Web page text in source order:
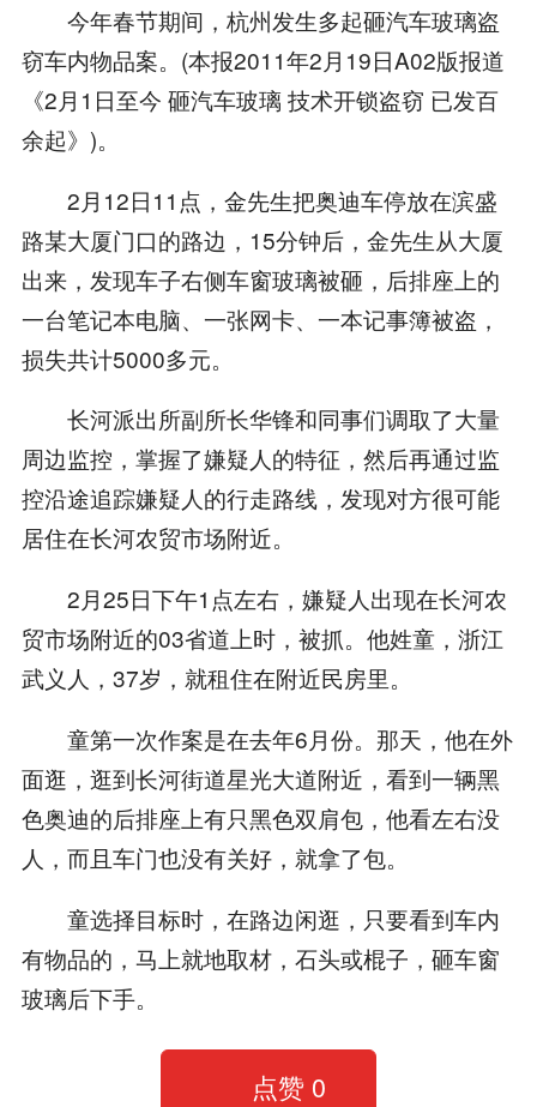
今年春节期间，杭州发生多起砸汽车玻璃盗
窃车内物品案。(本报2011年2月19日A02版报道
《2月1日至今 砸汽车玻璃 技术开锁盗窃 已发百
余起》)。
2月12日11点，金先生把奥迪车停放在滨盛
路某大厦门口的路边，15分钟后，金先生从大厦
出来，发现车子右侧车窗玻璃被砸，后排座上的
一台笔记本电脑、一张网卡、一本记事簿被盗，
损失共计5000多元。
长河派出所副所长华锋和同事们调取了大量
周边监控，掌握了嫌疑人的特征，然后再通过监
控沿途追踪嫌疑人的行走路线，发现对方很可能
居住在长河农贸市场附近。
2月25日下午1点左右，嫌疑人出现在长河农
贸市场附近的03省道上时，被抓。他姓童，浙江
武义人，37岁，就租住在附近民房里。
童第一次作案是在去年6月份。那天，他在外
面逛，逛到长河街道星光大道附近，看到一辆黑
色奥迪的后排座上有只黑色双肩包，他看左右没
人，而且车门也没有关好，就拿了包。
童选择目标时，在路边闲逛，只要看到车内
有物品的，马上就地取材，石头或棍子，砸车窗
玻璃后下手。
点赞 0